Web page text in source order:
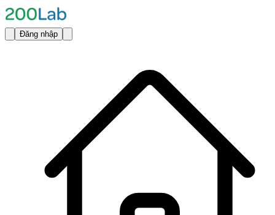
Đăng nhập